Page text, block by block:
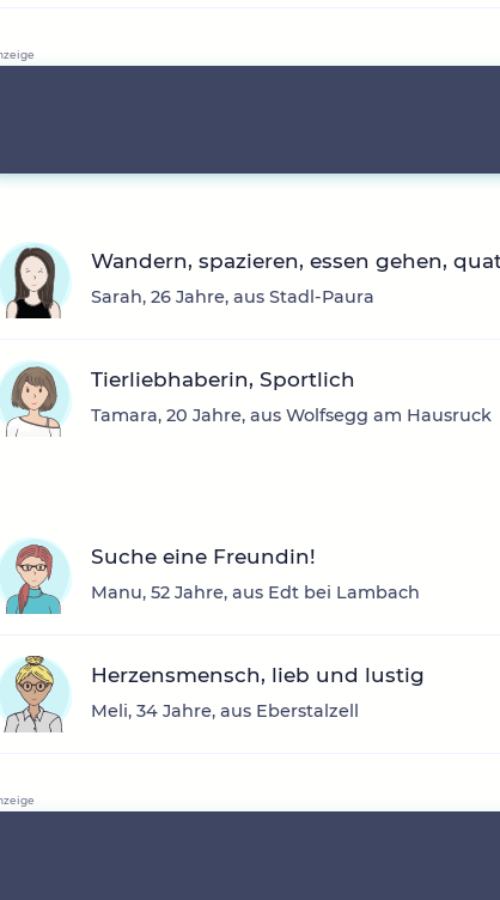
Wandern, spazieren, essen gehen,
Sarah, 26 Jahre, aus Stadl-Paura
Tierliebhaberin, Sportlich
Tamara, 20 Jahre, aus Wolfsegg am Hausruck
Suche eine Freundin!
Manu, 52 Jahre, aus Edt bei Lambach
Herzensmensch, lieb und lustig
Meli, 34 Jahre, aus Eberstalzell